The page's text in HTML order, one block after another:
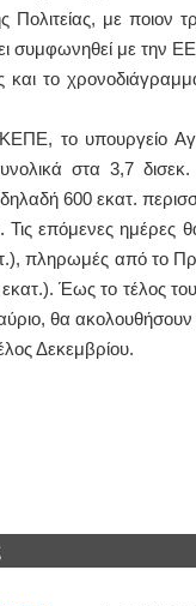
Πολιτείας, με
συμφωνηθεί με
το
το υπουργείο
στα 3,7
600 εκατ.
Τις επόμενες
πληρωμές από το
Έως το τέλος
θα
Δεκεμβρίου.
Ε. ΑΡΩΝΗΣ
πίεσης και ρυθμού
κοπώσεως Φορητός
Βουρνάζων 2
Manual Therapist
Γαλάτη Ιφιγένεια
Φυσικοθεραπείας
Θεσσαλονίκης-PAMP
με ΕΟΠΥΥ
39 Χρυσομαλλούσα
22510-54898- 6977957180